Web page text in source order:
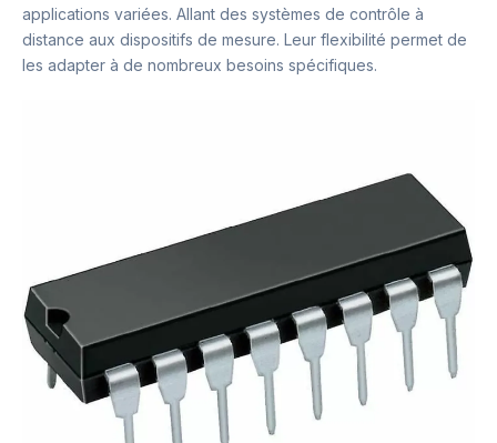
applications variées. Allant des systèmes de contrôle à
distance aux dispositifs de mesure. Leur flexibilité permet de
les adapter à de nombreux besoins spécifiques.